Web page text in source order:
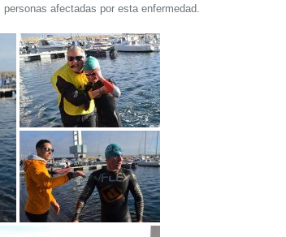
afectadas por esta enfermedad.